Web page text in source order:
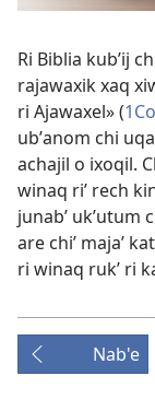
Ri Biblia kubʼij
rajawaxik xaq
ri Ajawaxel» (
ubʼanom chi
achajil o ixoqil.
winaq riʼ rech
junabʼ ukʼutum
are chiʼ majaʼ
ri winaq rukʼ ri
Nab'e